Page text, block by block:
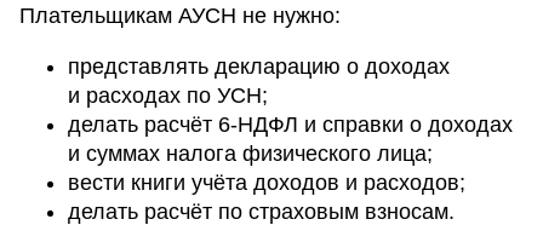
Плательщикам АУСН не нужно:
представлять декларацию о доходах
и расходах по УСН;
делать расчёт 6-НДФЛ и справки о доходах
и суммах налога физического лица;
вести книги учёта доходов и расходов;
делать расчёт по страховым взносам.